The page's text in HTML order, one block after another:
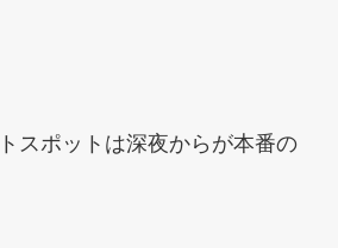
スポットは深夜からが本番の